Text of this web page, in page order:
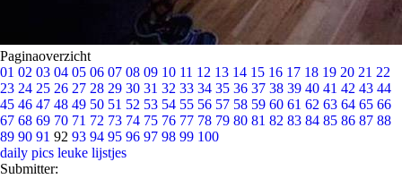
Paginaoverzicht
01 02 03 04 05 06 07 08 09 10 11 12 13 14 15 16 17 18 19 20 21 22
23 24 25 26 27 28 29 30 31 32 33 34 35 36 37 38 39 40 41 42 43 44
45 46 47 48 49 50 51 52 53 54 55 56 57 58 59 60 61 62 63 64 65 66
67 68 69 70 71 72 73 74 75 76 77 78 79 80 81 82 83 84 85 86 87 88
89 90 91 92 93 94 95 96 97 98 99 100
daily pics leuke lijstjes
Submitter: